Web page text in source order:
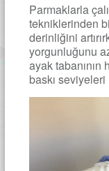
Parmaklarla
tekniklerinden
derinliğini
yorgunluğunu
ayak
baskı